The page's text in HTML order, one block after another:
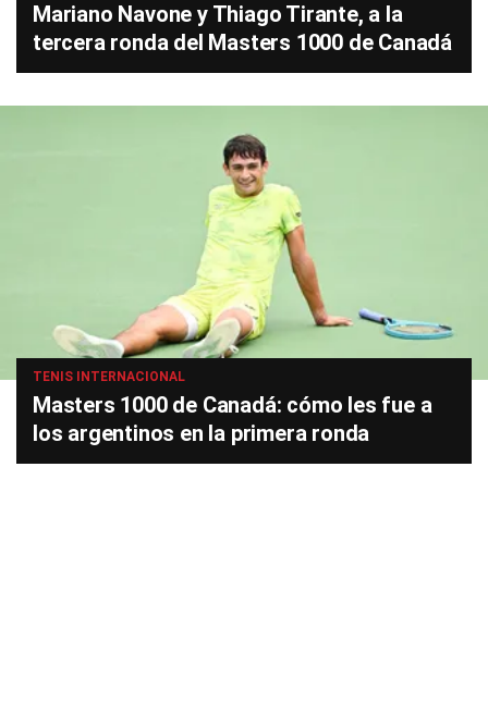
Mariano Navone y Thiago Tirante, a la
tercera ronda del Masters 1000 de Canadá
TENIS INTERNACIONAL
Masters 1000 de Canadá: cómo les fue a
los argentinos en la primera ronda